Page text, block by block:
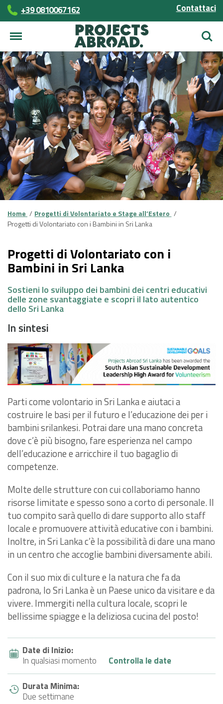
+39 0810067162 Contattaci
Cerca
Home
Progetti di Volontariato e Stage all’Estero
Progetti di Volontariato con i Bambini in Sri Lanka
Progetti di Volontariato con i
Bambini in Sri Lanka
Sostieni lo sviluppo dei bambini dei centri educativi
delle zone svantaggiate e scopri il lato autentico
dello Sri Lanka
In sintesi
Parti come volontario in Sri Lanka e aiutaci a
costruire le basi per il futuro e l’educazione dei per i
bambini srilankesi. Potrai dare una mano concreta
dove c’è più bisogno, fare esperienza nel campo
dell’educazione e arricchire il tuo bagaglio di
competenze.
Molte delle strutture con cui collaboriamo hanno
risorse limitate e spesso sono a corto di personale. Il
tuo compito sarà quello di dare supporto allo staff
locale e promuovere attività educative con i bambini.
Inoltre, in Sri Lanka c’è la possibilità di dare una mano
in un centro che accoglie bambini diversamente abili.
Con il suo mix di culture e la natura che fa da
padrona, lo Sri Lanka è un Paese unico da visitare e da
vivere. Immergiti nella cultura locale, scopri le
bellissime spiagge e la deliziosa cucina del posto!
Date di Inizio:
In qualsiasi momento
Controlla le date
Durata Minima:
Due settimane